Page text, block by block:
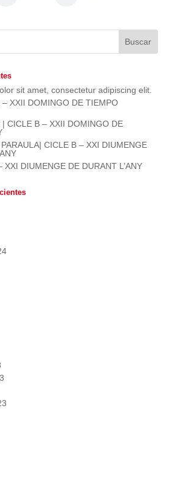
sit amet, consectetur adipiscing elit.
– XXII DOMINGO DE TIEMPO
| CICLE B – XXII DOMINGO DE
CICLE B – XXI DIUMENGE
XXI DIUMENGE DE DURANT L’ANY